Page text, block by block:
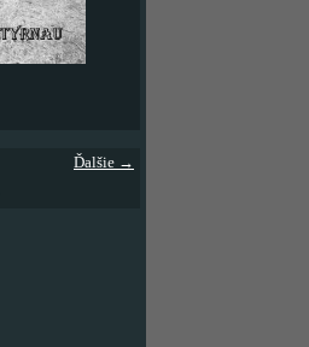
Ďalšie →